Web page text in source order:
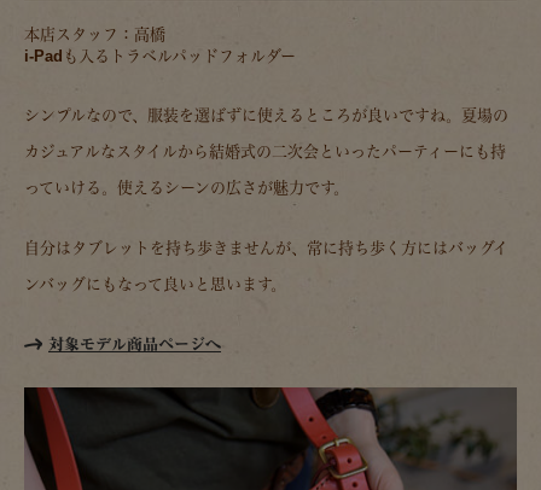
本店スタッフ：高橋
i-Padも入るトラベルパッドフォルダー
シンプルなので、服装を選ばずに使えるところが良いですね。夏場の
カジュアルなスタイルから結婚式の二次会といったパーティーにも持
っていける。使えるシーンの広さが魅力です。
自分はタブレットを持ち歩きませんが、常に持ち歩く方にはバッグイ
ンバッグにもなって良いと思います。
対象モデル商品ページへ